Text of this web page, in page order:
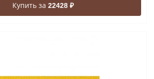
Купить за 22428 ₽